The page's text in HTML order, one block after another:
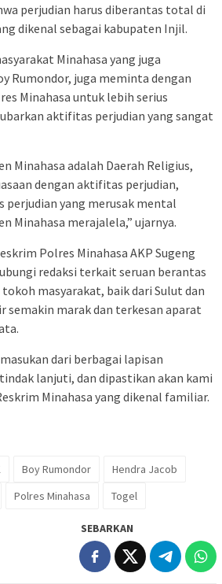
perjudian harus diberantas total di
dikenal sebagai kabupaten Injil.
Minahasa yang juga
Rumondor, juga meminta dengan
Minahasa untuk lebih serius
aktifitas perjudian yang sangat
Minahasa adalah Daerah Religius,
dengan aktifitas perjudian,
yang merusak mental
Minahasa merajalela,” ujarnya.
Polres Minahasa AKP Sugeng
redaksi terkait seruan berantas
masyarakat, baik dari Sulut dan
semakin marak dan terkesan aparat
dari berbagai lapisan
lanjuti, dan dipastikan akan kami
Minahasa yang dikenal familiar.
Boy Rumondor
Hendra Jacob
Polres Minahasa Togel
SEBARKAN